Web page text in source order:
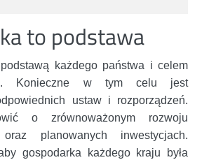
to podstawa
każdego państwa i celem
Konieczne w tym celu jest
ustaw i rozporządzeń.
o zrównoważonym rozwoju
oraz planowanych inwestycjach.
gospodarka każdego kraju była